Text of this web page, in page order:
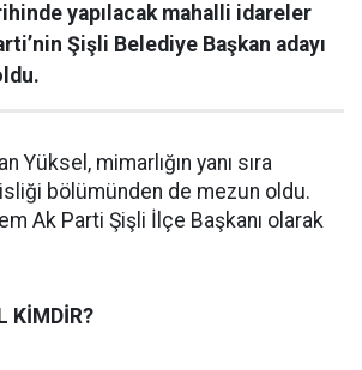
yapılacak mahalli idareler
Şişli Belediye Başkan adayı
Yüksel, mimarlığın yanı sıra
bölümünden de mezun oldu.
Ak Parti Şişli İlçe Başkanı olarak
KİMDİR?